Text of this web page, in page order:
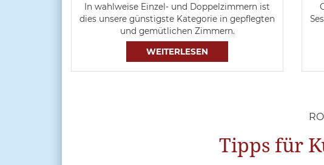
In wahlweise Einzel- und Doppelzimmern ist
dies unsere günstigste Kategorie in gepflegten
und gemütlichen Zimmern.
WEITERLESEN
Tipps für